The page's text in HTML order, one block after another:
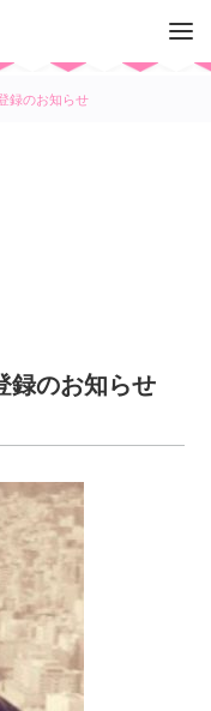
録のお知らせ
録のお知らせ